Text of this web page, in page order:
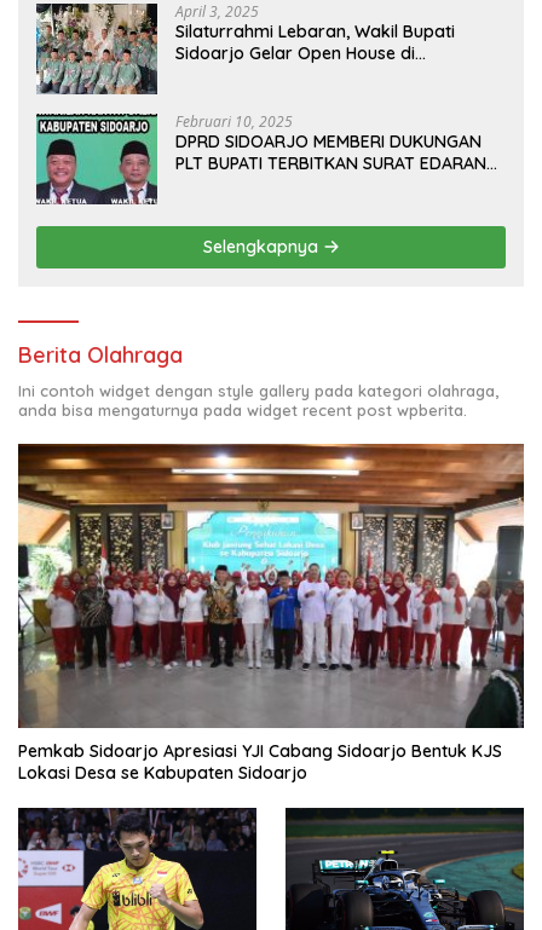
April 3, 2025
Silaturrahmi Lebaran, Wakil Bupati
Sidoarjo Gelar Open House di
Februari 10, 2025
DPRD SIDOARJO MEMBERI DUKUNGAN
PLT BUPATI TERBITKAN SURAT EDARAN
KELUAR KOTA
Selengkapnya
Berita Olahraga
Ini contoh widget dengan style gallery pada kategori olahraga,
anda bisa mengaturnya pada widget recent post wpberita.
Pemkab Sidoarjo Apresiasi YJI Cabang Sidoarjo Bentuk KJS
Lokasi Desa se Kabupaten Sidoarjo